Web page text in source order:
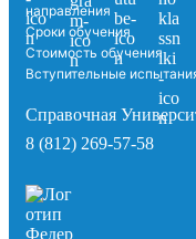
направления
Сроки обучения
Стоимость обучения
Вступительные
Справочная
8 (812) 269-57-58